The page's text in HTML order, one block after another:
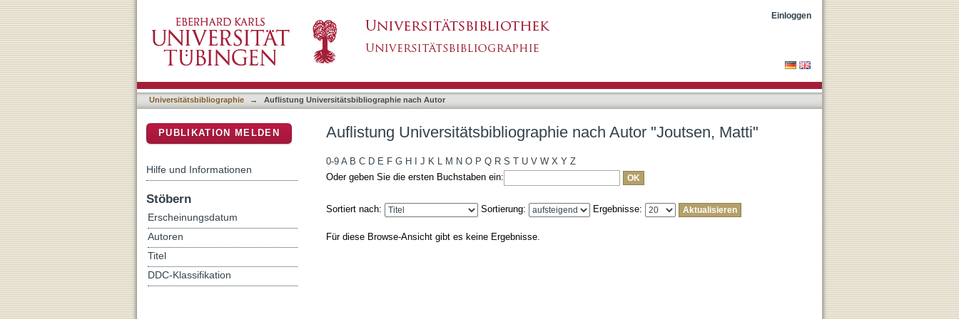
Einloggen
Universitätsbibliographie → Auflistung Universitätsbibliographie nach Autor
Auflistung Universitätsbibliographie nach Autor "Joutsen, Matti"
0-9 A B C D E F G H J K L M N O P Q R S T U V W X Y Z
Oder geben Sie die ersten Buchstaben ein:
Sortiert nach: Sortierung: Ergebnisse:
Für diese Browse-Ansicht gibt es keine Ergebnisse.
PUBLIKATION MELDEN
Hilfe und Informationen
Stöbern
Erscheinungsdatum
Autoren
Titel
DDC-Klassifikation